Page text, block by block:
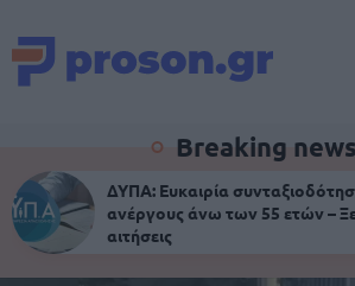
Breaking news
ΔΥΠΑ: Ευκαιρία
ανέργους άνω των 55 ετών –
αιτήσεις